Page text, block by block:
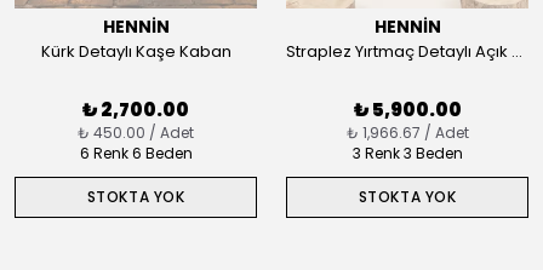
HENNİN
Kürk Detaylı Kaşe Kaban
₺ 2,700.00
₺ 450.00 / Adet
6 Renk 6 Beden
STOKTA YOK
HENNİN
Straplez Yırtmaç Detaylı Açık Abiye 8084
₺ 5,900.00
₺ 1,966.67 / Adet
3 Renk 3 Beden
STOKTA YOK